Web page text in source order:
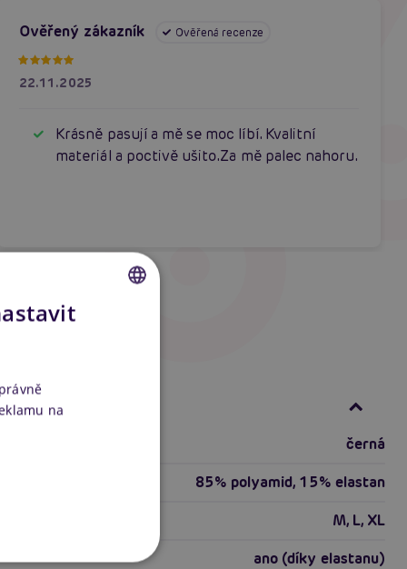
Ověřený zákazník Ověřená recenze
22.11.2025
Krásně pasují a mě se moc líbí. Kvalitní
materiál a poctivě ušito.Za mě palec nahoru.
produktu
černá
85% polyamid, 15% elastan
M, L, XL
ano (díky elastanu)
na